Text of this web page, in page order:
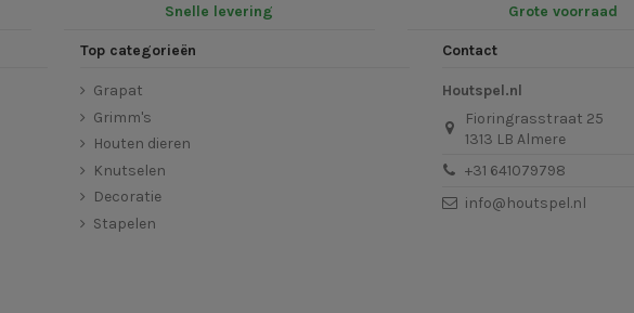
Snelle levering Grote voorraad
Top categorieën
Grapat
Grimm's
Houten dieren
Knutselen
Decoratie
Stapelen
Contact
Houtspel.nl
Fioringrasstraat 25
1313 LB Almere
+31 641079798
info@houtspel.nl